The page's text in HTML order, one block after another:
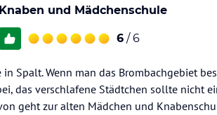
und Mädchenschule
6 / 6
Spalt. Wenn man das Brombachgebiet
das verschlafene Städtchen sollte nicht
geht zur alten Mädchen und